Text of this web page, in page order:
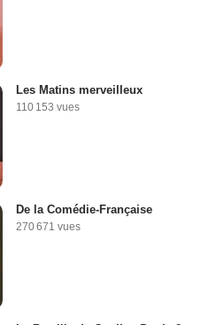
Les Matins merveilleux
110 153 vues
De la Comédie-Française
270 671 vues